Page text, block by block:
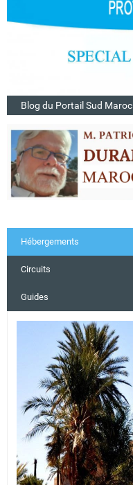
Blog du Portail Sud Maroc
Hébergements
Circuits
Guides